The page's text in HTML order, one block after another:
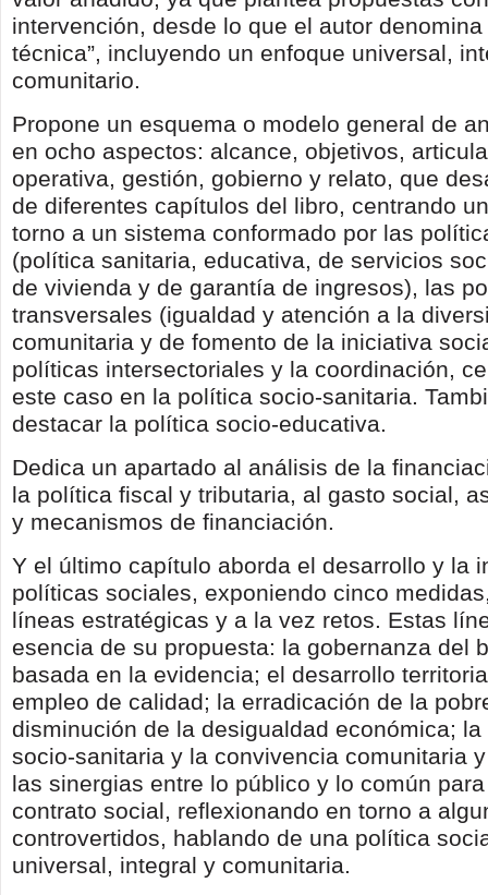
intervención, desde lo que el autor denomina
técnica”, incluyendo un enfoque universal,
comunitario.
Propone un esquema o modelo general de
en ocho aspectos: alcance, objetivos,
operativa, gestión, gobierno y relato, que
de diferentes capítulos del libro, centrando
torno a un sistema conformado por las
(política sanitaria, educativa, de servicios
de vivienda y de garantía de ingresos), las
transversales (igualdad y atención a la
comunitaria y de fomento de la iniciativa
políticas intersectoriales y la coordinación,
este caso en la política socio-sanitaria.
destacar la política socio-educativa.
Dedica un apartado al análisis de la
la política fiscal y tributaria, al gasto social,
y mecanismos de financiación.
Y el último capítulo aborda el desarrollo y la
políticas sociales, exponiendo cinco
líneas estratégicas y a la vez retos. Estas
esencia de su propuesta: la gobernanza del
basada en la evidencia; el desarrollo
empleo de calidad; la erradicación de la
disminución de la desigualdad económica;
socio-sanitaria y la convivencia comunitaria
las sinergias entre lo público y lo común
contrato social, reflexionando en torno a
controvertidos, hablando de una política
universal, integral y comunitaria.